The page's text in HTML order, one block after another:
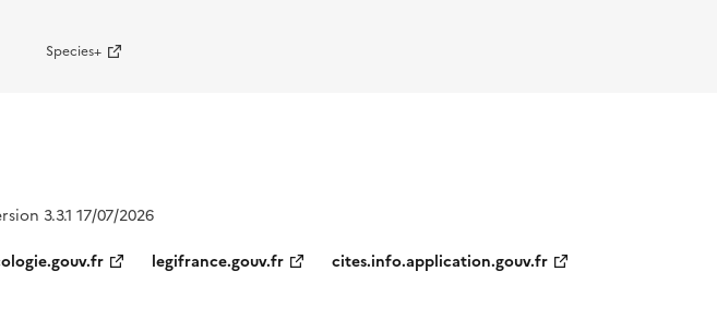
Species+
3.3.1 17/07/2026
legifrance.gouv.fr cites.info.application.gouv.fr